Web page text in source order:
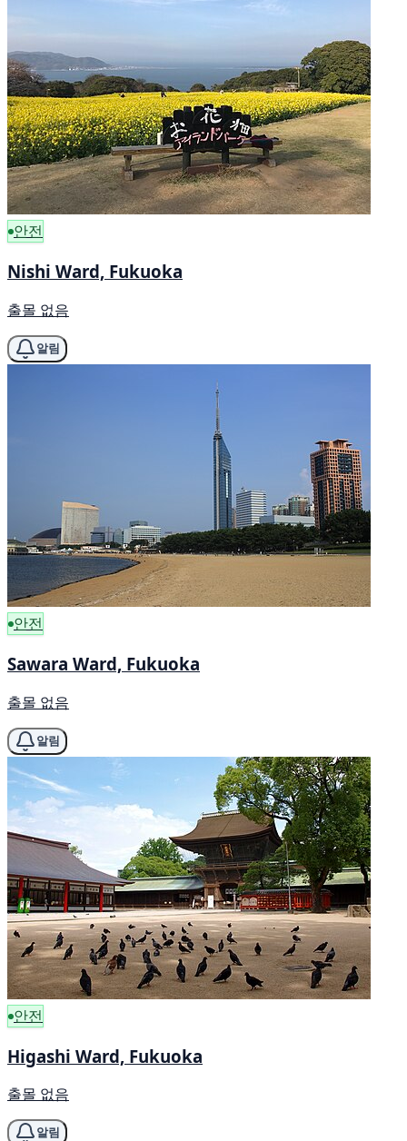
안전
Nishi Ward, Fukuoka
출몰 없음
알림
안전
Sawara Ward, Fukuoka
출몰 없음
알림
안전
Higashi Ward, Fukuoka
출몰 없음
알림